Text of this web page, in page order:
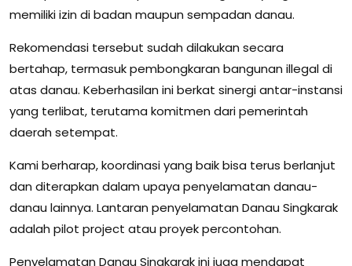
memiliki izin di badan maupun sempadan danau.
Rekomendasi tersebut sudah dilakukan secara
bertahap, termasuk pembongkaran bangunan illegal di
atas danau. Keberhasilan ini berkat sinergi antar-instansi
yang terlibat, terutama komitmen dari pemerintah
daerah setempat.
Kami berharap, koordinasi yang baik bisa terus berlanjut
dan diterapkan dalam upaya penyelamatan danau-
danau lainnya. Lantaran penyelamatan Danau Singkarak
adalah pilot project atau proyek percontohan.
Penyelamatan Danau Singkarak ini juga mendapat